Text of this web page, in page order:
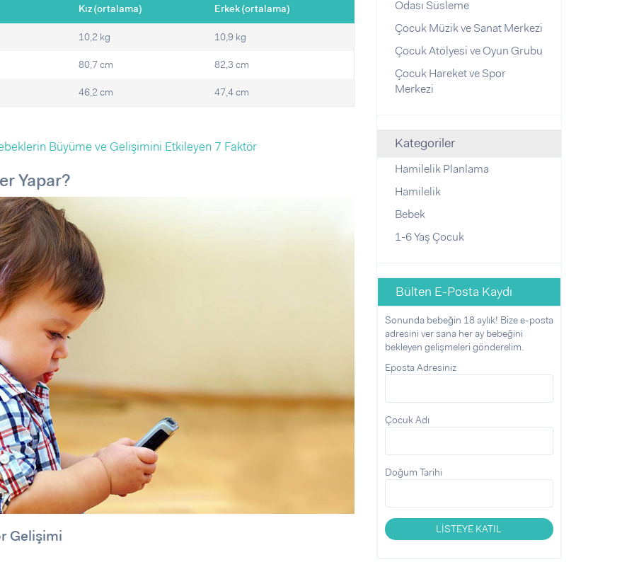
Kız (ortalama) Erkek (ortalama)
10,2 kg 10,9 kg
80,7 cm 82,3 cm
46,2 cm 47,4 cm
Büyüme ve Gelişimini Etkileyen 7 Faktör
Yapar?
Gelişimi
Odası Süsleme
Çocuk Müzik ve Sanat Merkezi
Çocuk Atölyesi ve Oyun Grubu
Çocuk Hareket ve Spor
Merkezi
Kategoriler
Hamilelik Planlama
Hamilelik
Bebek
1-6 Yaş Çocuk
Bülten E-Posta Kaydı
Sonunda bebeğin 18 aylık! Bize e-posta
adresini ver sana her ay bebeğini
bekleyen gelişmeleri gönderelim.
Eposta Adresiniz
Çocuk Adı
Doğum Tarihi
LİSTEYE KATIL